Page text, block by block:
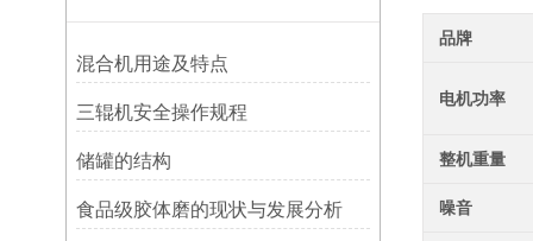
混合机用途及特点
三辊机安全操作规程
储罐的结构
食品级胶体磨的现状与发展分析
品牌
电机功率
整机重量
噪音